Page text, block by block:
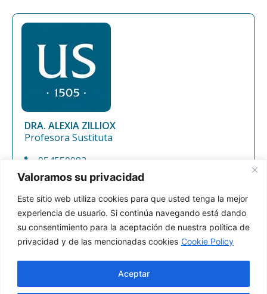
Valoramos su privacidad
Este sitio web utiliza cookies para que usted tenga la mejor
experiencia de usuario. Si continúa navegando está dando
su consentimiento para la aceptación de nuestra política de
privacidad y de las mencionadas cookies Cookie Policy
Aceptar
DRA. ALEXIA ZILLIOX
Profesora Sustituta
954550982
azilliox@us.es
Departamento de Filología Francesa C/ Palos de la
Tf: 954551510 email:
sec_ffrancesa@us.es
Política de Privacidad